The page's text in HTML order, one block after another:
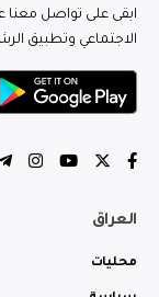
ابقى على تواصل معنا
الاجتماعي وتطبيق
العراق
محليات